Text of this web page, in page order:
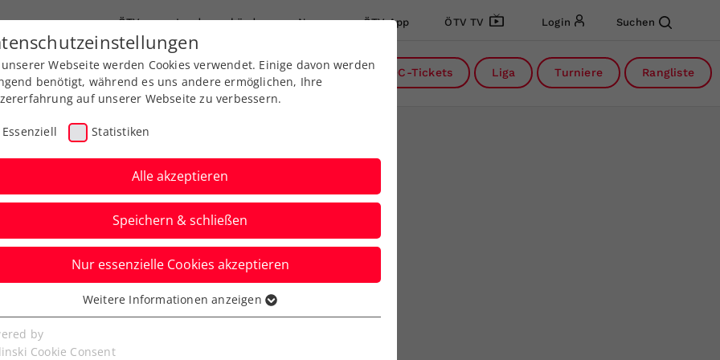
ÖTV Landesverbände News ÖTV App ÖTV TV Login Suchen
Ausbildung Services Über uns DC-Tickets Liga Turniere Rangliste
mit Nervenstärke
Webseite werden Cookies verwendet. Einige davon werden
benötigt, während es uns andere ermöglichen, Ihre
auf unserer Webseite zu verbessern.
Essenziell Statistiken
Alle akzeptieren
Speichern & schließen
Nur essenzielle Cookies akzeptieren
Cookies werden für grundlegende Funktionen der
benötigt. Dadurch ist gewährleistet, dass die Webseite
Weitere Informationen anzeigen
by
Cookie Consent